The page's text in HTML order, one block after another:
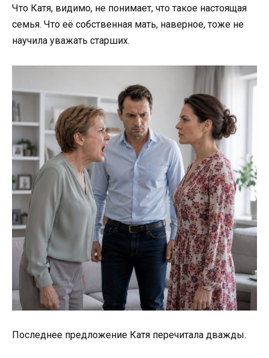
Что Катя, видимо, не понимает, что такое настоящая
семья. Что её собственная мать, наверное, тоже не
научила уважать старших.
Последнее предложение Катя перечитала дважды.